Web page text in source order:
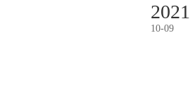
2021
10-09